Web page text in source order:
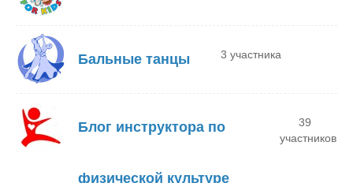
Бальные танцы 3 участника
Блог инструктора по
физической культуре
39
участников